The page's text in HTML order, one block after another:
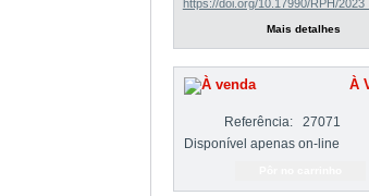
https://doi.org/10.17990/RPH/
Mais detalhes
À
Referência:
27071
Disponível apenas on-line